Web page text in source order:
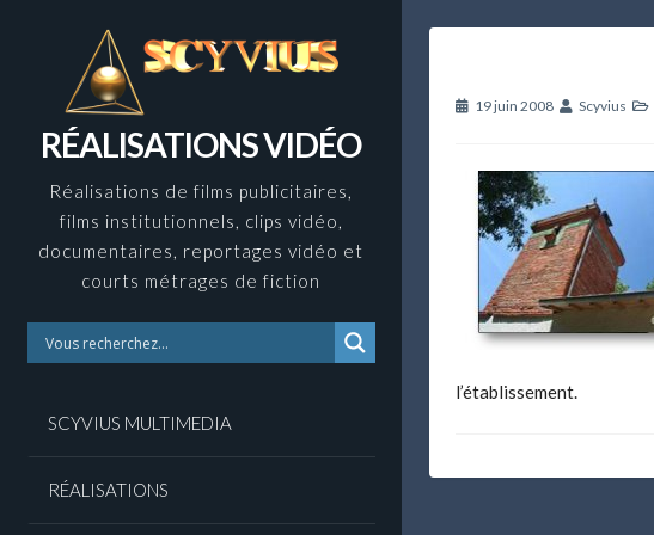
RÉALISATIONS VIDÉO
Réalisations de films publicitaires,
films institutionnels, clips vidéo,
documentaires, reportages vidéo et
courts métrages de fiction
SCYVIUS MULTIMEDIA
RÉALISATIONS
19 juin 2008 Scyvius
l’établissement.